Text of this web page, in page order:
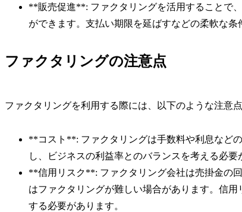
**販売促進**: ファクタリングを活用することで
ができます。支払い期限を延ばすなどの柔軟な
ファクタリングの注意点
ファクタリングを利用する際には、以下のような注意
**コスト**: ファクタリングは手数料や利息など
し、ビジネスの利益率とのバランスを考える必要
**信用リスク**: ファクタリング会社は売掛金の
はファクタリングが難しい場合があります。信
する必要があります。